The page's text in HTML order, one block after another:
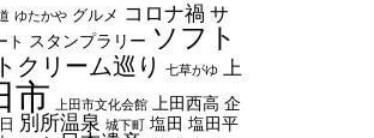
ゆたかや グルメ コロナ禍 サ
ト スタンプラリー ソフト
クリーム巡り 七草がゆ
上
市 上田市文化会館 上田西高 企
別所温泉 城下町 塩田 塩田平